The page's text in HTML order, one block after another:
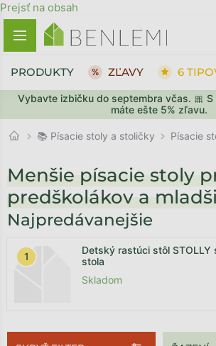
Prejsť na obsah
Vybavte izbičku do septembra včas. 🎀 S
máte ešte 5% zľavu.
PRODUKTY ZĽAVY 6
📚 Písacie stoly a stoličky Písacie
Menšie písacie stoly
predškolákov a
Najpredávanejšie
Detský rastúci stôl STOLLY
stola
Skladom